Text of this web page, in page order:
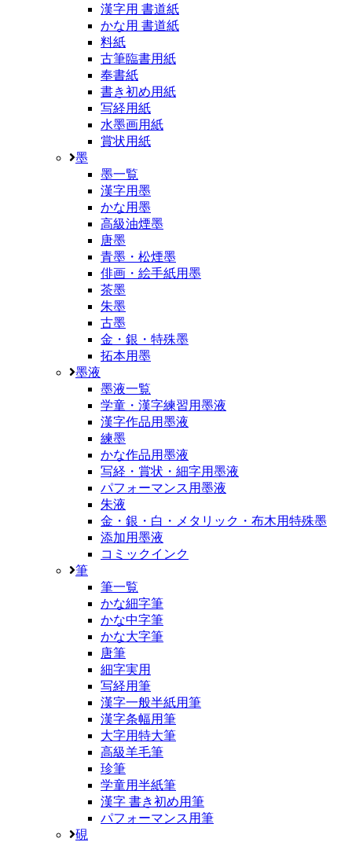
漢字用 書道紙
かな用 書道紙
料紙
古筆臨書用紙
奉書紙
書き初め用紙
写経用紙
水墨画用紙
賞状用紙
墨
墨一覧
漢字用墨
かな用墨
高級油煙墨
唐墨
青墨・松煙墨
俳画・絵手紙用墨
茶墨
朱墨
古墨
金・銀・特殊墨
拓本用墨
墨液
墨液一覧
学童・漢字練習用墨液
漢字作品用墨液
練墨
かな作品用墨液
写経・賞状・細字用墨液
パフォーマンス用墨液
朱液
金・銀・白・メタリック・布木用特殊墨
添加用墨液
コミックインク
筆
筆一覧
かな細字筆
かな中字筆
かな大字筆
唐筆
細字実用
写経用筆
漢字一般半紙用筆
漢字条幅用筆
大字用特大筆
高級羊毛筆
珍筆
学童用半紙筆
漢字 書き初め用筆
パフォーマンス用筆
硯